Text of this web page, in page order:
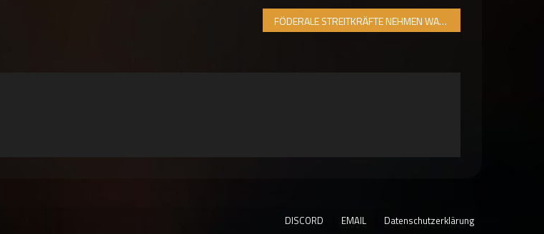
FÖDERALE STREITKRÄFTE NEHMEN WAHRE GEMEINDEN INS VISIER
DISCORD EMAIL Datenschutzerklärung